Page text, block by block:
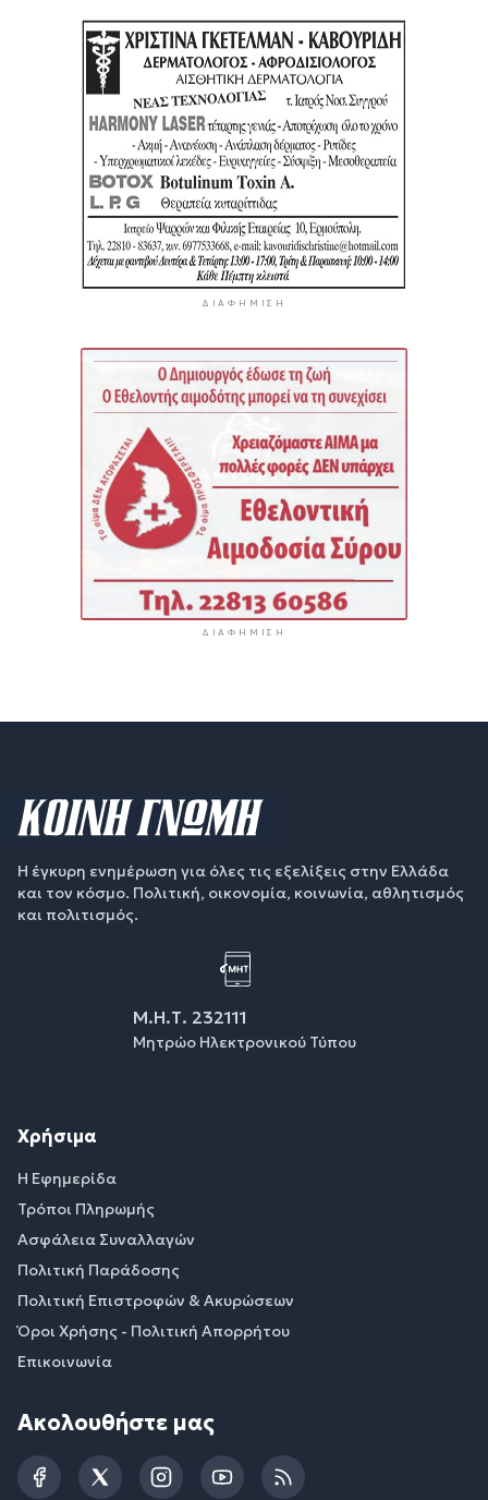
ΔΙΑΦΉΜΙΣΗ
ΔΙΑΦΉΜΙΣΗ
Η έγκυρη ενημέρωση για όλες τις εξελίξεις στην Ελλάδα
και τον κόσμο. Πολιτική, οικονομία, κοινωνία, αθλητισμός
και πολιτισμός.
Μ.Η.Τ. 232111
Μητρώο Ηλεκτρονικού Τύπου
Χρήσιμα
Η Εφημερίδα
Τρόποι Πληρωμής
Ασφάλεια Συναλλαγών
Πολιτική Παράδοσης
Πολιτική Επιστροφών & Ακυρώσεων
Όροι Χρήσης - Πολιτική Απορρήτου
Επικοινωνία
Ακολουθήστε μας
FacebookTwitterInstagramYouTubeRSS